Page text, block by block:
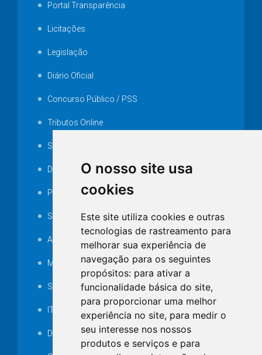
O nosso site usa
cookies
Este site utiliza cookies e outras
tecnologias de rastreamento para
melhorar sua experiência de
navegação para os seguintes
propósitos: para ativar a
funcionalidade básica do site,
para proporcionar uma melhor
experiência no site, para medir o
seu interesse nos nossos
produtos e serviços e para
Portal Transparência
Licitações
Legislação
Diário Oficial
Concurso Público / PSS
Tributos Online
Serviços ISS-E
Decretos
Portarias
SAMAE
Audiência pública
MANUTENÇÃO DE ILUMINAÇÃO PÚBLICA
Serviços Técnicos TI
ITR
Desapropriações